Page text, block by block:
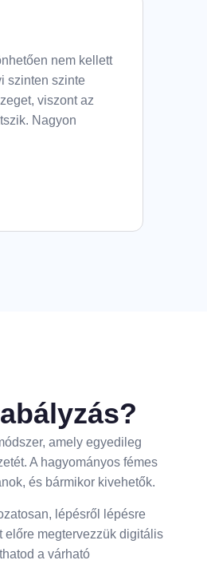
nem kellett
szinten szinte
viszont az
Nagyon
amely egyedileg
A hagyományos fémes
és bármikor kivehetők.
lépésről lépésre
előre megtervezzük digitális
a várható